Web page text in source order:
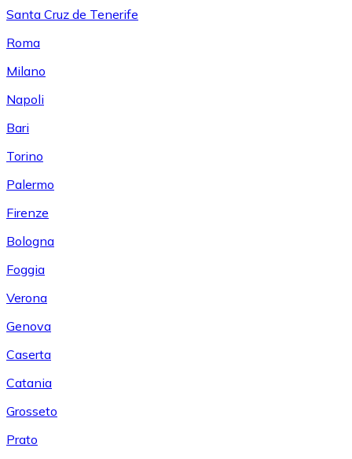
Santa Cruz de Tenerife
Roma
Milano
Napoli
Bari
Torino
Palermo
Firenze
Bologna
Foggia
Verona
Genova
Caserta
Catania
Grosseto
Prato